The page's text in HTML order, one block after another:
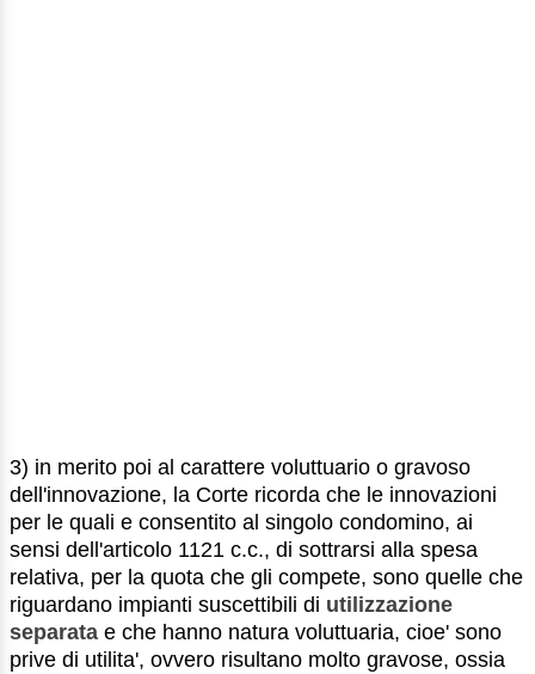
3) in merito poi al carattere voluttuario o gravoso
dell'innovazione, la Corte ricorda che le innovazioni
per le quali e consentito al singolo condomino, ai
sensi dell'articolo 1121 c.c., di sottrarsi alla spesa
relativa, per la quota che gli compete, sono quelle che
riguardano impianti suscettibili di utilizzazione
separata e che hanno natura voluttuaria, cioe' sono
prive di utilita', ovvero risultano molto gravose, ossia